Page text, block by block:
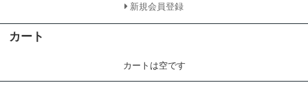
新規会員登録
カート
カートは空です